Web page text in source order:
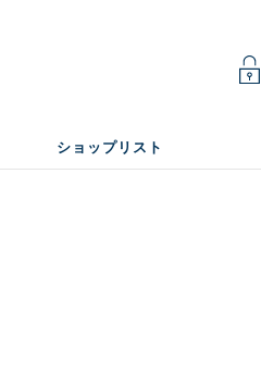
ショップリスト